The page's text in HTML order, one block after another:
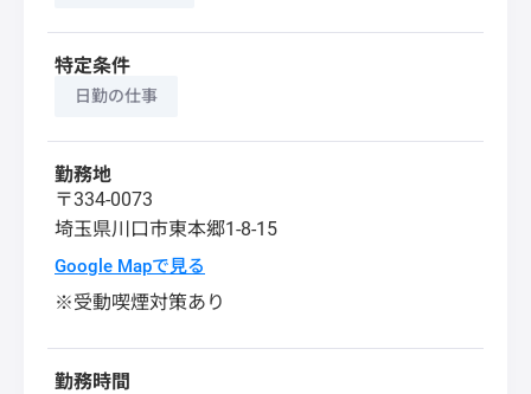
特定条件
日勤の仕事
勤務地
〒334-0073
埼玉県川口市東本郷1-8-15
Google Mapで見る
※受動喫煙対策あり
勤務時間